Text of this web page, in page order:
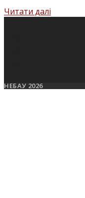
Читати далі
НЕБАУ 2026